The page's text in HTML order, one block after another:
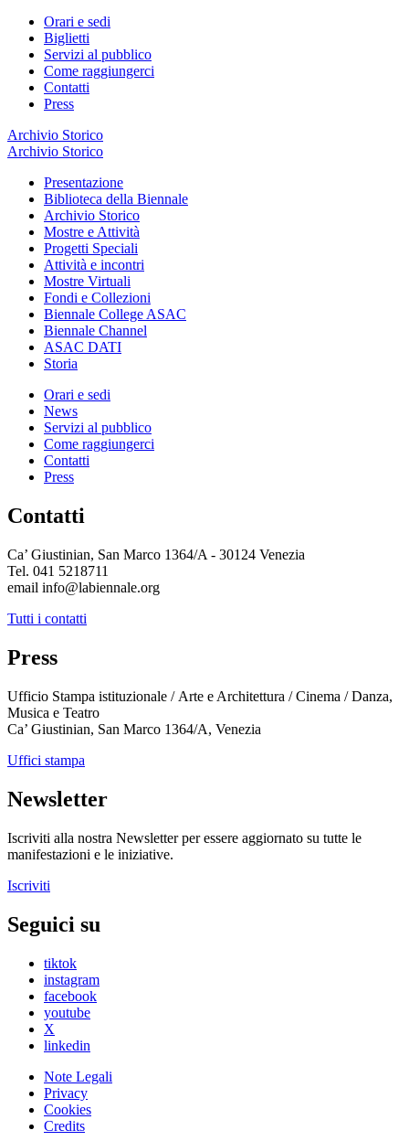
Orari e sedi
Biglietti
Servizi al pubblico
Come raggiungerci
Contatti
Press
Archivio Storico
Archivio Storico
Presentazione
Biblioteca della Biennale
Archivio Storico
Mostre e Attività
Progetti Speciali
Attività e incontri
Mostre Virtuali
Fondi e Collezioni
Biennale College ASAC
Biennale Channel
ASAC DATI
Storia
Orari e sedi
News
Servizi al pubblico
Come raggiungerci
Contatti
Press
Contatti
Ca’ Giustinian, San Marco 1364/A - 30124 Venezia
Tel. 041 5218711
email info@labiennale.org
Tutti i contatti
Press
Ufficio Stampa istituzionale / Arte e Architettura / Cinema / Danza,
Musica e Teatro
Ca’ Giustinian, San Marco 1364/A, Venezia
Uffici stampa
Newsletter
Iscriviti alla nostra Newsletter per essere aggiornato su tutte le
manifestazioni e le iniziative.
Iscriviti
Seguici su
tiktok
instagram
facebook
youtube
X
linkedin
Note Legali
Privacy
Cookies
Credits